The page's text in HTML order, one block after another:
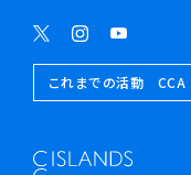
これまでの活動